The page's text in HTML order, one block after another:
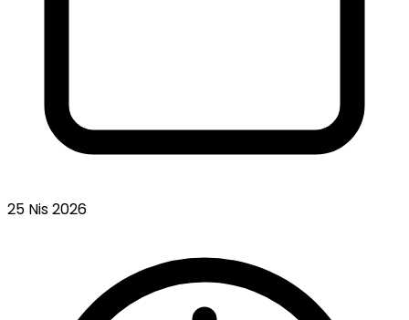
25 Nis 2026